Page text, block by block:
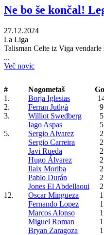
Ne bo še končal!
27.12.2024
La Liga
Talisman Celte iz Viga
...
Več novic
# Nogometaš
1.
Borja Iglesias
2.
Ferran Jutlgà 9
3.
Williot Swedberg 5
Iago Aspas
5
5.
Sergio Alvarez 2
Sergio Carreira
2
Javi Rueda
2
Hugo Álvarez
2
Ilaix Moriba
2
Pablo Durán
2
Jones El Abdellaoui
2
12.
Oscar Mingueza 1
Fernando Lopez
1
Marcos Alonso
1
Miguel Roman
1
Bryan Zaragoza
1